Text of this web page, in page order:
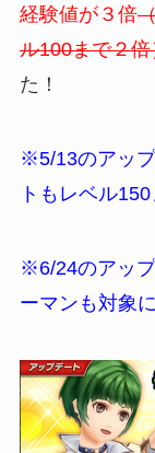
経験値が３倍
ル100まで２倍
た！
※5/13のアッ
トもレベル
※6/24のアッ
ーマンも対象